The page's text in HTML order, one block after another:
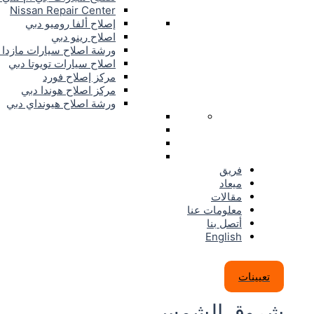
Nissan Repair Center
إصلاح ألفا روميو دبي
اصلاح رينو دبي
ورشة اصلاح سيارات
اصلاح سيارات تويوتا دبي
مركز إصلاح فورد
مركز اصلاح هوندا دبي
ورشة اصلاح هيونداي دبي
فريق
ميعاد
مقالات
معلومات عنا
أتصل بنا
English
تعيينات